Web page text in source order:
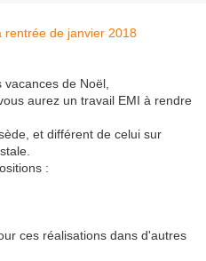
de Noël,
aurez un travail EMI à rendre
et différent de celui sur
:
ces réalisations dans d'autres